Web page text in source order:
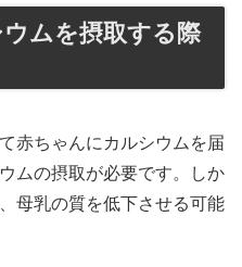
ムを摂取する際
赤ちゃんにカルシウムを届
ムの摂取が必要です。しか
母乳の質を低下させる可能